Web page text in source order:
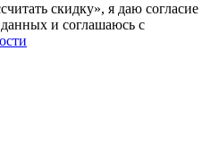
скидку», я даю согласие
и соглашаюсь с